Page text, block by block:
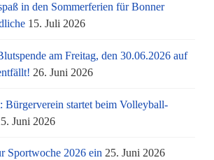
in den Sommerferien für Bonner
15. Juli 2026
am Freitag, den 30.06.2026 auf
26. Juni 2026
Bürgerverein startet beim Volleyball-
Juni 2026
Sportwoche 2026 ein 25. Juni 2026